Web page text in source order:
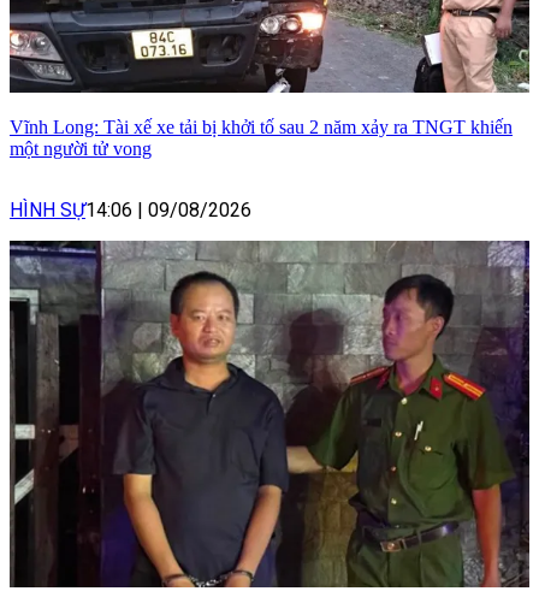
Vĩnh Long: Tài xế xe tải bị khởi tố sau 2 năm xảy ra TNGT khiến
một người tử vong
HÌNH SỰ14:06 | 09/08/2026